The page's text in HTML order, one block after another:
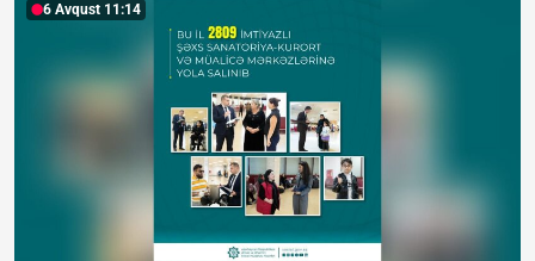
6 Avqust 11:14